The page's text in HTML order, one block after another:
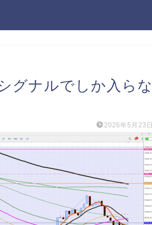
グナルでしか入らな
2026年5月23日